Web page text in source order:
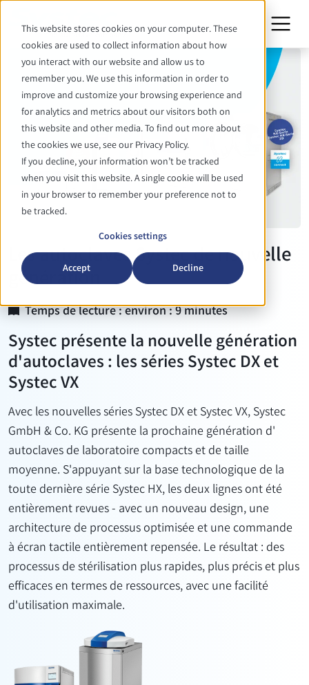
This website stores cookies on your computer. These
cookies are used to collect information about how
you interact with our website and allow us to
remember you. We use this information in order to
improve and customize your browsing experience and
for analytics and metrics about our visitors both on
this website and other media. To find out more about
the cookies we use, see our Privacy Policy.
If you decline, your information won’t be tracked
when you visit this website. A single cookie will be used
in your browser to remember your preference not to
be tracked.
Cookies settings
Accept Decline
Les autoclaves Systec de nouvelle
génération
Temps de lecture : environ : 9 minutes
Systec présente la nouvelle génération
d'autoclaves : les séries Systec DX et
Systec VX
Avec les nouvelles séries Systec DX et Systec VX, Systec
GmbH & Co. KG présentela prochaine génération d'
autoclaves de laboratoirecompacts et de taille
moyenne. S'appuyant sur la base technologique de la
toute dernière série Systec HX, les deux lignes ont été
entièrement revues - avec un nouveau design, une
architecture de processus optimisée et une commande
à écran tactile entièrement repensée. Le résultat : des
processus de stérilisation plus rapides, plus précis et plus
efficaces en termes de ressources, avec une facilité
d'utilisation maximale.